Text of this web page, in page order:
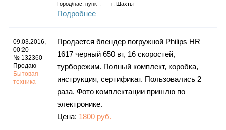
Город/нас. пункт: г. Шахты
Подробнее
09.03.2016,
00:20
№ 132360
Продаю —
Бытовая
техника
Продается блендер погружной Philips HR
1617 черный 650 вт, 16 скоростей,
турборежим. Полный комплект, коробка,
инструкция, сертификат. Пользовались 2
раза. Фото комплектации пришлю по
электронике.
Цена: 1800 руб.